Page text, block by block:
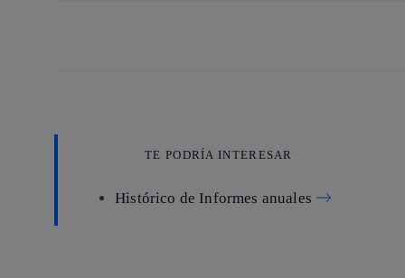
TE PODRÍA INTERESAR
Histórico de Informes anuales